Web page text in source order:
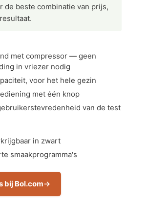
de beste combinatie van prijs,
met compressor — geen
in vriezer nodig
voor het hele gezin
met één knop
van de test
in zwart
smaakprogramma's
bij Bol.com